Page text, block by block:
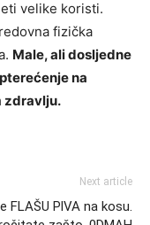
velike koristi.
fizička
Male, ali dosljedne
na
zdravlju.
Next article
FLAŠU PlVA na kosu.